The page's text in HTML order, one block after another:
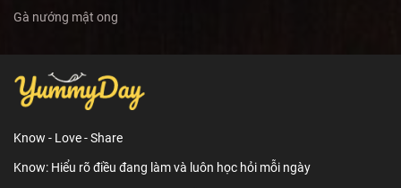
Gà nướng mật ong
Know - Love - Share
Know: Hiểu rõ điều đang làm và luôn học hỏi mỗi ngày